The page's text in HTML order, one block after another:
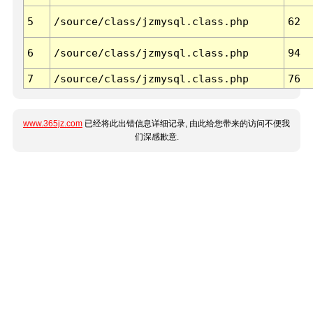
5 /source/class/jzmysql.class.php 62
6 /source/class/jzmysql.class.php 94
7 /source/class/jzmysql.class.php 76
www.365jz.com 已经将此出错信息详细记录, 由此给您带来的访问不便我
们深感歉意.